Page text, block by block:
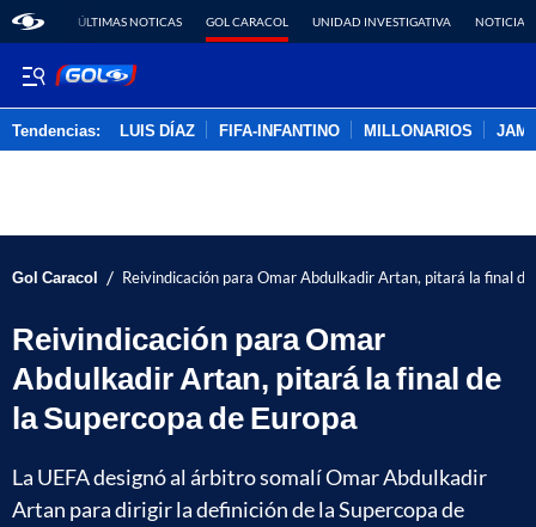
ÚLTIMAS NOTICAS GOL CARACOL UNIDAD INVESTIGATIVA NOTICIAS
Tendencias: LUIS DÍAZ FIFA-INFANTINO MILLONARIOS
Gol Caracol / Reivindicación para Omar Abdulkadir Artan, pitará la final
Reivindicación para Omar
Abdulkadir Artan, pitará la final de
la Supercopa de Europa
La UEFA designó al árbitro somalí Omar Abdulkadir
Artan para dirigir la definición de la Supercopa de